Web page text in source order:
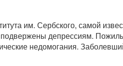
им. Сербского, самой
депрессиям.
недомогания.